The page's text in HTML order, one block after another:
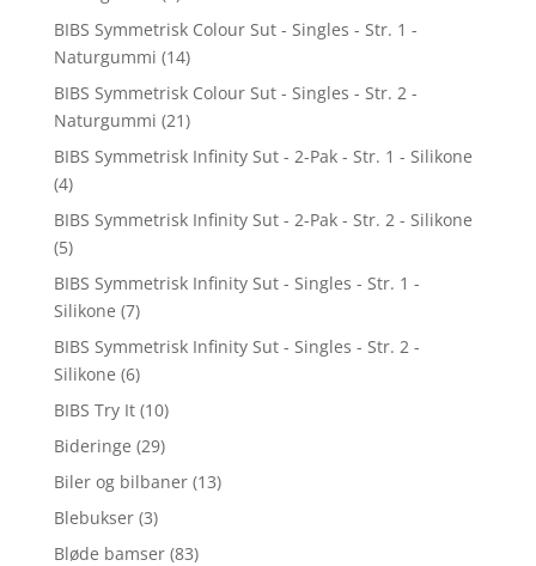
BIBS Symmetrisk Colour Sut - Singles - Str. 1 -
Naturgummi (14)
BIBS Symmetrisk Colour Sut - Singles - Str. 2 -
Naturgummi (21)
BIBS Symmetrisk Infinity Sut - 2-Pak - Str. 1 - Silikone
(4)
BIBS Symmetrisk Infinity Sut - 2-Pak - Str. 2 - Silikone
(5)
BIBS Symmetrisk Infinity Sut - Singles - Str. 1 -
Silikone (7)
BIBS Symmetrisk Infinity Sut - Singles - Str. 2 -
Silikone (6)
BIBS Try It (10)
Bideringe (29)
Biler og bilbaner (13)
Blebukser (3)
Bløde bamser (83)